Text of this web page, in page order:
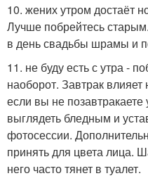
10. жених утром достаёт
Лучше побрейтесь
в день свадьбы шрамы и
11. не буду есть с утра -
наоборот. Завтрак
если вы не позавтракаете
выглядеть бледным и
фотосессии.
принять для цвета лица.
него часто тянет в туалет.